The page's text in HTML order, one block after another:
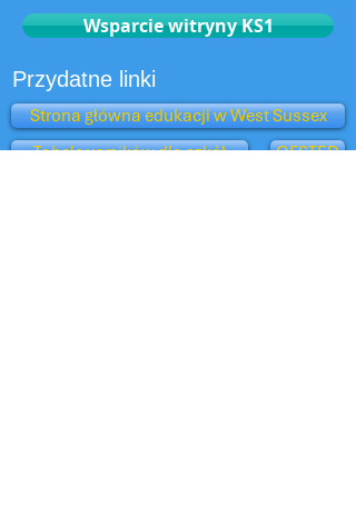
Wsparcie witryny KS1
Przydatne linki
Strona główna edukacji w West Sussex
Tabele wyników dla szkół
OFSTED